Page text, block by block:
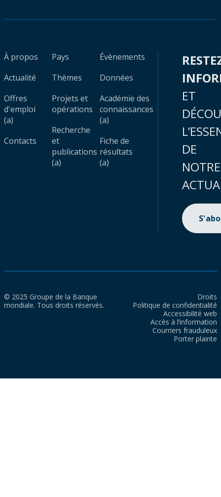
À propos
Actualité
Offres
d'emploi
(a)
Contacts
Pays
Thèmes
Projets et
opérations
Recherche
et
publications
(a)
Évènements
Données
Académie des
connaissances
(a)
Fiche de
résultats
(a)
ET
DE
NOTRE
© 2025 Groupe de la Banque
mondiale. Tous droits réservés.
Droits
Politique de confidentialité
Accessibilité web
Accès à l’information
Courriers frauduleux
Porter plainte